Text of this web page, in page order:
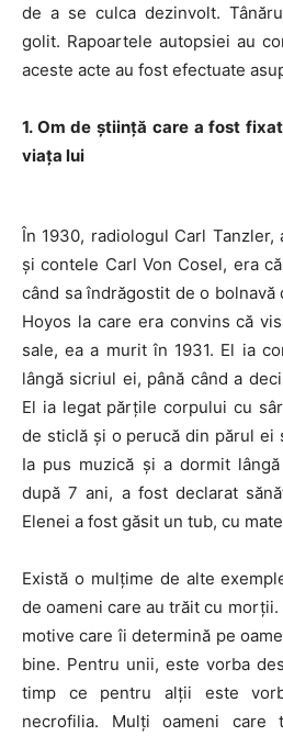
de a se culca dezinvolt.
golit. Rapoartele autopsiei au
aceste acte au fost efectuate
1. Om de știință care a fost
viața lui
În 1930, radiologul Carl Tanzler,
și contele Carl Von Cosel, era
când sa îndrăgostit de o bolnavă
Hoyos la care era convins că
sale, ea a murit în 1931. El ia
lângă sicriul ei, până când a
El ia legat părțile corpului cu
de sticlă și o perucă din părul ei
Ia pus muzică și a dormit
după 7 ani, a fost declarat
Elenei a fost găsit un tub, cu
Există o mulțime de alte
de oameni care au trăit cu
motive care îi determină pe
bine. Pentru unii, este vorba
timp ce pentru alții este
necrofilia. Mulți oameni